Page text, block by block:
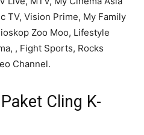
TV, Vision Prime, My Family
Zoo Moo, Lifestyle
, Fight Sports, Rocks
Channel.
Cling K-